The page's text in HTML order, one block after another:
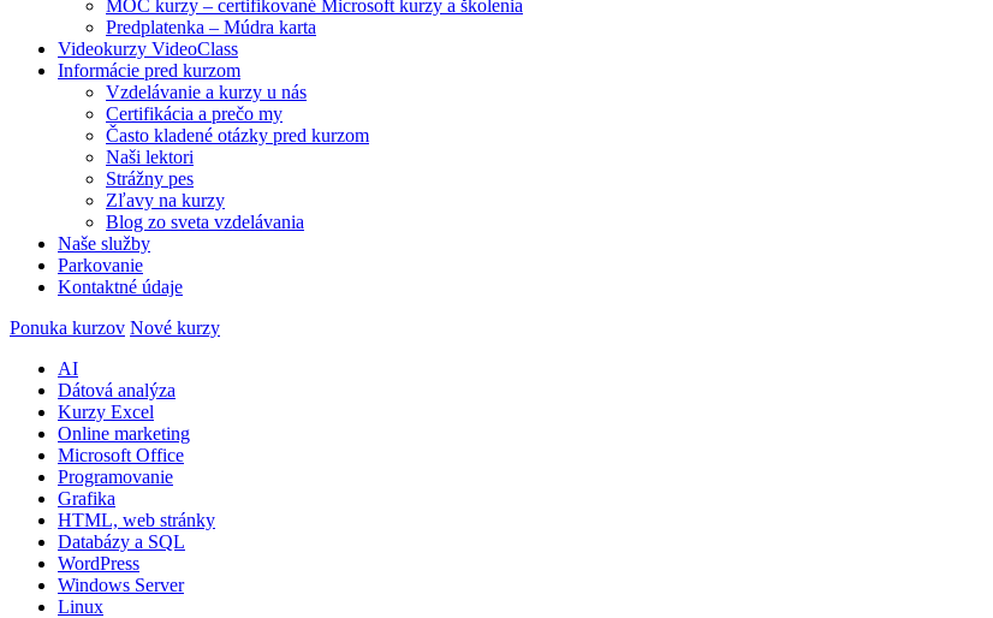
MOC kurzy – certifikované Microsoft kurzy a školenia
Predplatenka – Múdra karta
Videokurzy VideoClass
Informácie pred kurzom
Vzdelávanie a kurzy u nás
Certifikácia a prečo my
Často kladené otázky pred kurzom
Naši lektori
Strážny pes
Zľavy na kurzy
Blog zo sveta vzdelávania
Naše služby
Parkovanie
Kontaktné údaje
Ponuka kurzov Nové kurzy
AI
Dátová analýza
Kurzy Excel
Online marketing
Microsoft Office
Programovanie
Grafika
HTML, web stránky
Databázy a SQL
WordPress
Windows Server
Linux